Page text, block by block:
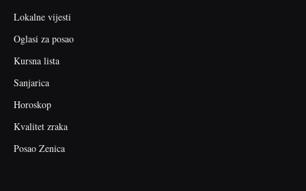
Lokalne vijesti
Oglasi za posao
Kursna lista
Sanjarica
Horoskop
Kvalitet zraka
Posao Zenica